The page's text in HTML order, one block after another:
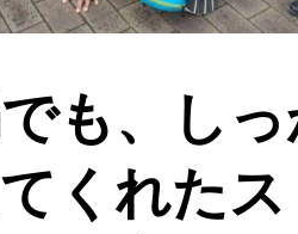
も、し
くれた